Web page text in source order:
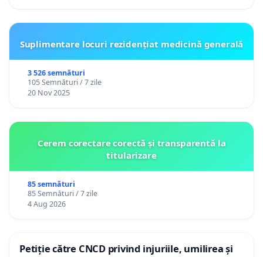
Suplimentare locuri rezidențiat medicină generală
3 526 semnături
105 Semnături / 7 zile
20 Nov 2025
Cerem corectare corectă și transparentă la
titularizare
85 semnături
85 Semnături / 7 zile
4 Aug 2026
Petiție către CNCD privind injuriile, umilirea și